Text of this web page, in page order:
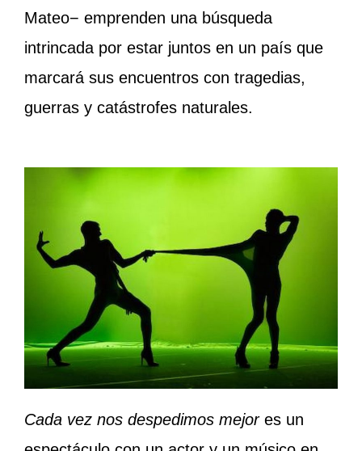
Mateo− emprenden una búsqueda
intrincada por estar juntos en un país que
marcará sus encuentros con tragedias,
guerras y catástrofes naturales.
Cada vez nos despedimos mejores un